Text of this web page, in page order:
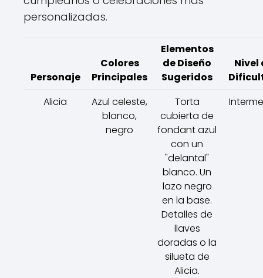
personalizadas.
Personaje
Colores
Principales
Elementos
de Diseño
Sugeridos
Nivel
Alicia
Azul celeste,
blanco,
negro
Torta
cubierta de
fondant azul
con un
"delantal"
blanco. Un
lazo negro
en la base.
Detalles de
llaves
doradas o la
silueta de
Alicia.